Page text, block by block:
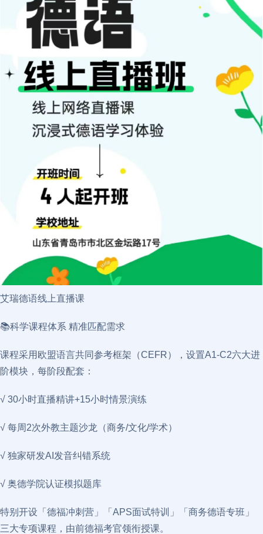
艾瑞德语线上直播课
📚科学课程体系 精准匹配需求
课程采用欧盟语言共同参考框架（CEFR），设置A1-C2六大进
阶模块，每阶段配套：
√ 30小时直播精讲+15小时情景演练
√ 每周2次外教主题沙龙（商务/文化/学术）
√ 独家研发AI发音纠错系统
√ 奥德学院认证模拟题库
特别开设「德福冲刺营」「APS面试特训」「商务德语专班」
三大专项课程，由前德福考官领衔授课。